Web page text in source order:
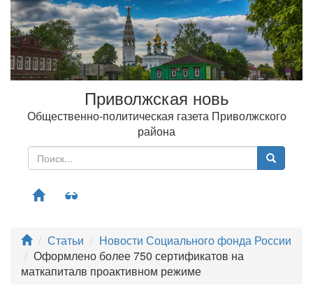
Приволжская новь
Общественно-политическая газета Приволжского
района
Статьи
Новости Социального фонда России
Оформлено более 750 сертификатов на
маткапиталв проактивном режиме